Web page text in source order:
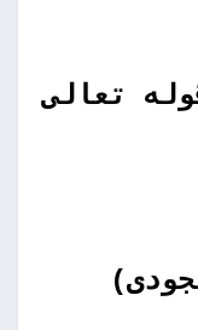
تعالى